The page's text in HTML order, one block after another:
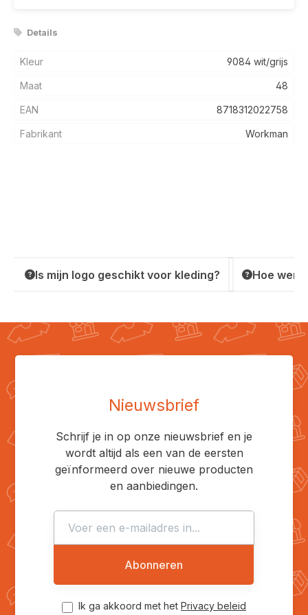
Details
Kleur 9084 wit/grijs
Maat 48
EAN 8718312022758
Fabrikant Workman
Is mijn logo geschikt voor kleding? Hoe
Nieuwsbrief
Schrijf je in op onze nieuwsbrief en je
wordt altijd als een van de eersten
geïnformeerd over nieuwe producten
en aanbiedingen.
Abonneren
Ik ga akkoord met het Privacy beleid